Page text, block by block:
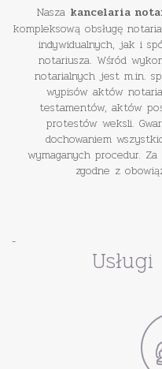
Nasza kancelaria
kompleksową obsługę
indywidualnych, jak i
notariusza. Wśród
notarialnych jest m.in.
wypisów aktów
testamentów, aktów
protestów weksli.
dochowaniem
wymaganych procedur.
zgodne z
-